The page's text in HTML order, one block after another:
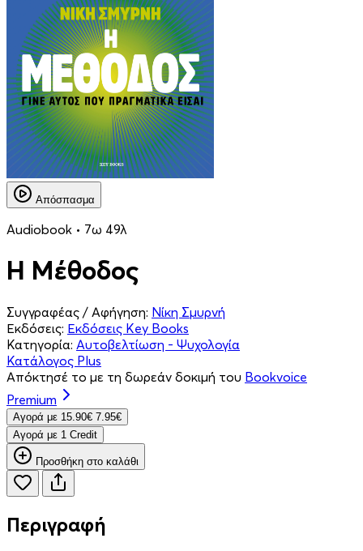
Απόσπασμα
Audiobook • 7ω 49λ
Η Μέθοδος
Συγγραφέας / Αφήγηση: Νίκη Σμυρνή
Εκδόσεις: Εκδόσεις Key Books
Κατηγορία: Αυτοβελτίωση - Ψυχολογία
Κατάλογος Plus
Απόκτησέ το με τη δωρεάν δοκιμή του Bookvoice
Premium
Aγορά με 15.90€ 7.95€
Aγορά με 1 Credit
Προσθήκη στο καλάθι
Περιγραφή